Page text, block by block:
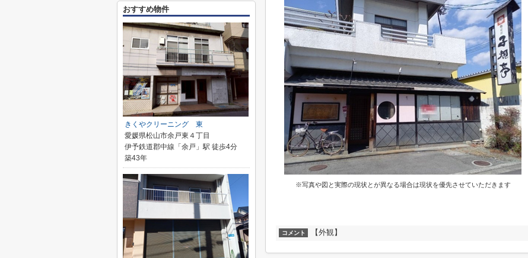
※写真や図と実際の現状とが異なる場合は現状を優先させていただきます
コメント 【外観】
おすすめ物件
きくやクリーニング 東
愛媛県松山市余戸東４丁目
伊予鉄道郡中線「余戸」駅 徒歩4分
築43年